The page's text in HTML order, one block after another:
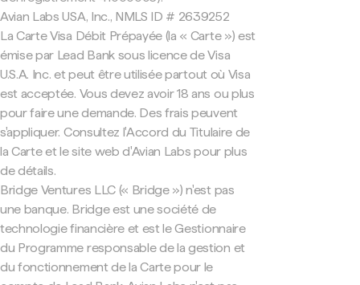
Avian Labs USA, Inc., NMLS ID # 2639252
La Carte Visa Débit Prépayée (la « Carte ») est
émise par Lead Bank sous licence de Visa
U.S.A. Inc. et peut être utilisée partout où Visa
est acceptée. Vous devez avoir 18 ans ou plus
pour faire une demande. Des frais peuvent
s'appliquer. Consultez l'Accord du Titulaire de
la Carte et le site web d'Avian Labs pour plus
de détails.
Bridge Ventures LLC (« Bridge ») n'est pas
une banque. Bridge est une société de
technologie financière et est le Gestionnaire
du Programme responsable de la gestion et
du fonctionnement de la Carte pour le